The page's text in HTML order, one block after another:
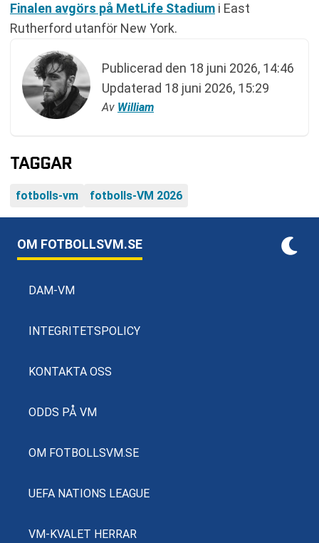
Finalen avgörs på MetLife Stadium i East
Rutherford utanför New York.
Publicerad den 18 juni 2026, 14:46
Updaterad 18 juni 2026, 15:29
Av William
TAGGAR
fotbolls-vm fotbolls-VM 2026
OM FOTBOLLSVM.SE
DAM-VM
INTEGRITETSPOLICY
KONTAKTA OSS
ODDS PÅ VM
OM FOTBOLLSVM.SE
UEFA NATIONS LEAGUE
VM-KVALET HERRAR